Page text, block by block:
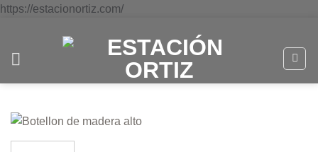
https://estacionortiz.com/Saltar
contenido